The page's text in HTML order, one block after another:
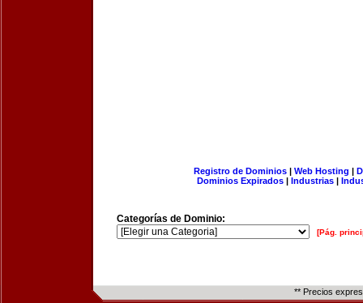
Registro de Dominios| Web Hosting |
Dominios Expirados | Industrias |
Categorías de Dominio:
[Pág.
** Precios